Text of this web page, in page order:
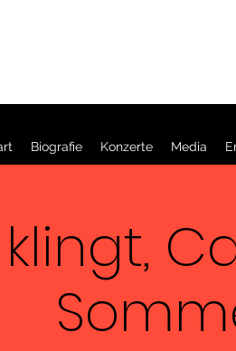
Biografie Konzerte Media